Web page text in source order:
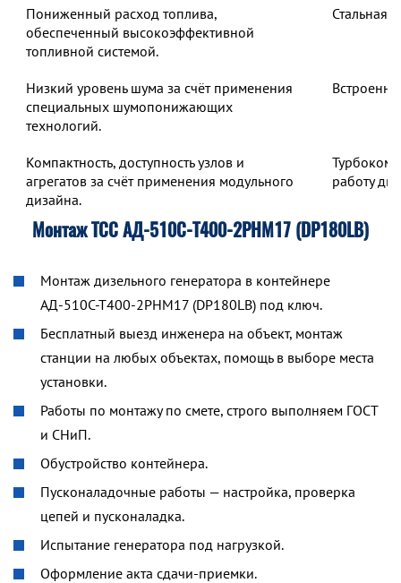
Пониженный расход топлива,
обеспеченный высокоэффективной
топливной системой.
Стальная
Низкий уровень шума за счёт применения
специальных шумопонижающих
технологий.
Компактность, доступность узлов и
агрегатов за счёт применения модульного
дизайна.
работу
Монтаж ТСС АД-510С-Т400-2РНМ17 (DP180LB)
Монтаж дизельного генератора в контейнере
АД-510С-Т400-2РНМ17 (DP180LB) под ключ.
Бесплатный выезд инженера на объект, монтаж
станции на любых объектах, помощь в выборе места
установки.
Работы по монтажу по смете, строго выполняем ГОСТ
и СНиП.
Обустройство контейнера.
Пусконаладочные работы — настройка, проверка
цепей и пусконаладка.
Испытание генератора под нагрузкой.
Оформление акта сдачи-приемки.